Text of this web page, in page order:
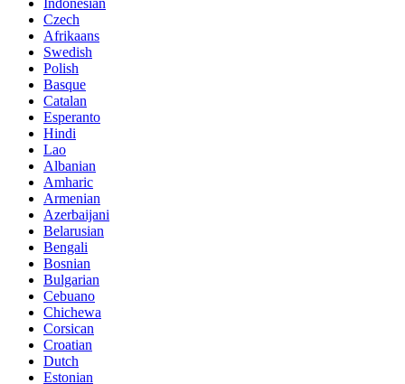
Indonesian
Czech
Afrikaans
Swedish
Polish
Basque
Catalan
Esperanto
Hindi
Lao
Albanian
Amharic
Armenian
Azerbaijani
Belarusian
Bengali
Bosnian
Bulgarian
Cebuano
Chichewa
Corsican
Croatian
Dutch
Estonian